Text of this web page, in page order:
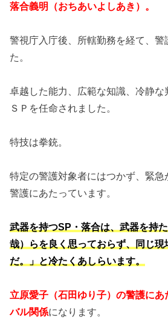
落合義明（おちあいよしあき）。
警視庁入庁後、所轄勤務を経て、警
た。
卓越した能力、広範な知識、冷静な
ＳＰを任命されました。
特技は拳銃。
特定の警護対象者にはつかず、緊
警護にあたっています。
武器を持つSP・落合は、武器を持
哉）らを良く思っておらず、同じ
だ。」と冷たくあしらいます。
立原愛子（石田ゆり子）の警護にあ
バル関係になります。